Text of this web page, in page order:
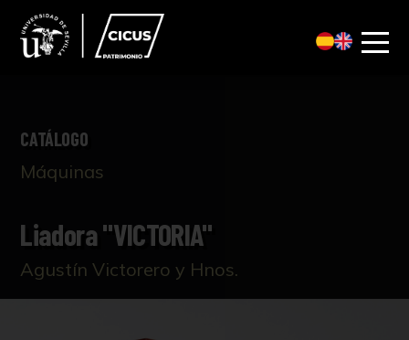
CATÁLOGO
Máquinas
Liadora "VICTORIA"
Agustín Victorero y Hnos.